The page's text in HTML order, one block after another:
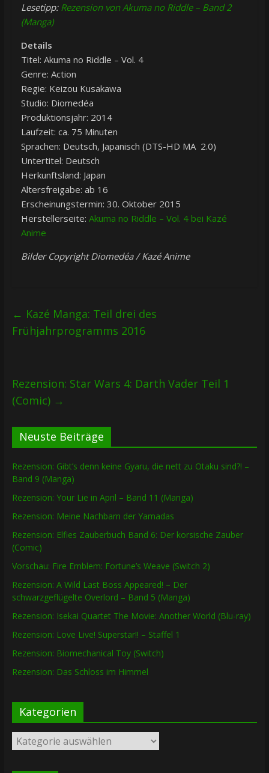
Lesetipp: Rezension von Akuma no Riddle – Band 2
(Manga)
Details
Titel: Akuma no Riddle – Vol. 4
Genre: Action
Regie: Keizou Kusakawa
Studio: Diomedéa
Produktionsjahr: 2014
Laufzeit: ca. 75 Minuten
Sprachen: Deutsch, Japanisch (DTS-HD MA 2.0)
Untertitel: Deutsch
Herkunftsland: Japan
Altersfreigabe: ab 16
Erscheinungstermin: 30. Oktober 2015
Herstellerseite: Akuma no Riddle – Vol. 4 bei Kazé
Anime
Bilder Copyright Diomedéa / Kazé Anime
← Kazé Manga: Teil drei des
Frühjahrprogramms 2016
Rezension: Star Wars 4: Darth Vader Teil 1
(Comic) →
Neuste Beiträge
Rezension: Gibt’s denn keine Gyaru, die nett zu Otaku sind?! –
Band 9 (Manga)
Rezension: Your Lie in April – Band 11 (Manga)
Rezension: Meine Nachbarn der Yamadas
Rezension: Elfies Zauberbuch Band 6: Der korsische Zauber
(Comic)
Vorschau: Fire Emblem: Fortune’s Weave (Switch 2)
Rezension: A Wild Last Boss Appeared! – Der
schwarzgeflügelte Overlord – Band 5 (Manga)
Rezension: Isekai Quartet The Movie: Another World (Blu-ray)
Rezension: Love Live! Superstar!! – Staffel 1
Rezension: Biomechanical Toy (Switch)
Rezension: Das Schloss im Himmel
Kategorien
Kategorien